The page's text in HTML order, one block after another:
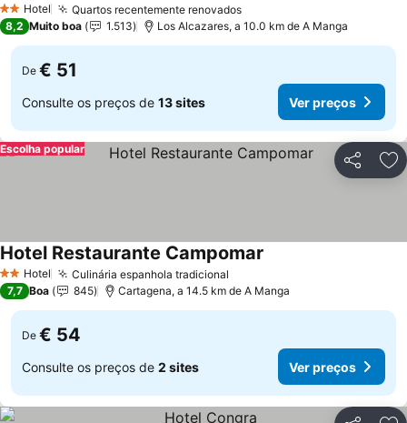
2 Estrelas
Hotel Quartos recentemente renovados
8,2 Muito boa 1.513 Los Alcazares, a 10.0 km de A Manga
De € 51
Consulte os preços de 13 sites Ver preços
Partilhar
Escolha popular
2 Estrelas
Hotel Culinária espanhola tradicional
Hotel Restaurante Campomar
7,7 Boa 845 Cartagena, a 14.5 km de A Manga
De € 54
Consulte os preços de 2 sites Ver preços